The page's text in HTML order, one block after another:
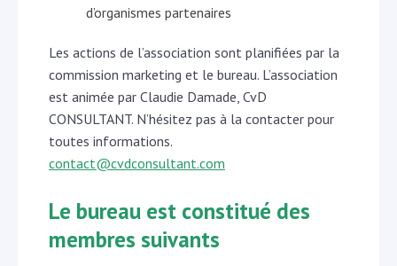
d’organismes partenaires
Les actions de l’association sont planifiées par la
commission marketing et le bureau. L’association
est animée par Claudie Damade, CvD
CONSULTANT. N’hésitez pas à la contacter pour
toutes informations.
contact@cvdconsultant.com
Le bureau est constitué des
membres suivants